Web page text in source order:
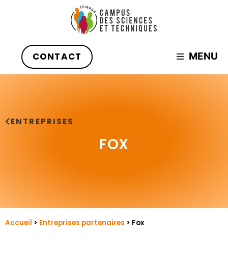
CONTACT MENU
ENTREPRISES
FOX
Accueil > Entreprises partenaires > Fox